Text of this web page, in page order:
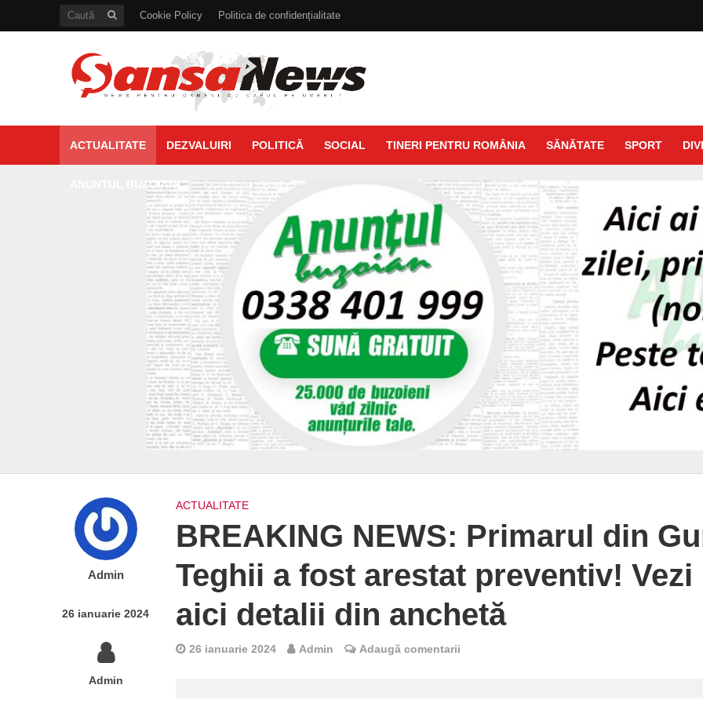
Cookie Policy Politica de confidențialitate
ACTUALITATE DEZVALUIRI POLITICĂ SOCIAL TINERI PENTRU ROMÂNIA SĂNĂTATE SPORT
ANUNTUL BUZOIAN
Admin
26 ianuarie 2024
Admin
ACTUALITATE
BREAKING NEWS: Primarul din
Teghii a fost arestat preventiv! Vezi
aici detalii din anchetă
26 ianuarie 2024 Admin Adaugă comentarii